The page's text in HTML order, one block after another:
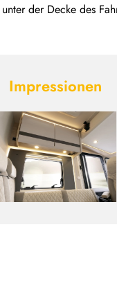
der Decke des
Impressionen